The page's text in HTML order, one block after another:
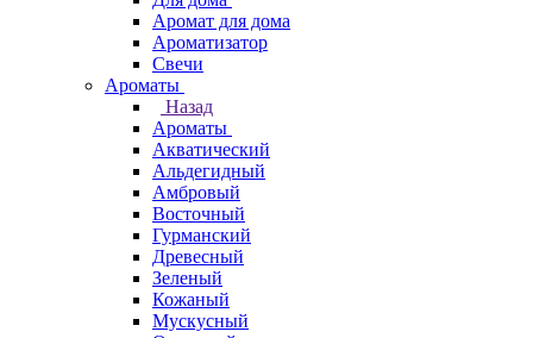
Аромат для дома
Ароматизатор
Свечи
Ароматы
Назад
Ароматы
Акватический
Альдегидный
Амбровый
Восточный
Гурманский
Древесный
Зеленый
Кожаный
Мускусный